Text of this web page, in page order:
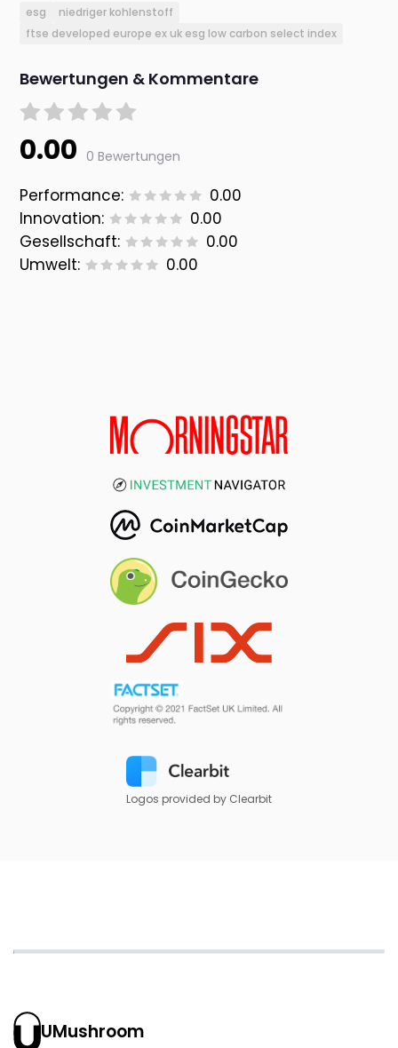
esg
niedriger kohlenstoff
ftse developed europe ex uk esg low carbon select index
Bewertungen & Kommentare
0.00 0 Bewertungen
Performance:
0.00
Innovation:
0.00
Gesellschaft:
0.00
Umwelt:
0.00
Logos provided by Clearbit
UMushroom